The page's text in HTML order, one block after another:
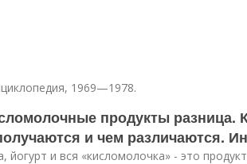
1969—1978.
продукты разница.
и чем различаются.
йогурт и вся «кисломолочка» - это